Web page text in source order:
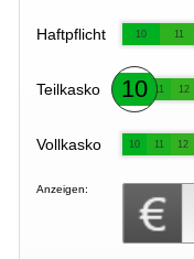
Haftpflicht 10 11
Teilkasko 10 11 12
Vollkasko 10 11 12
Anzeigen: